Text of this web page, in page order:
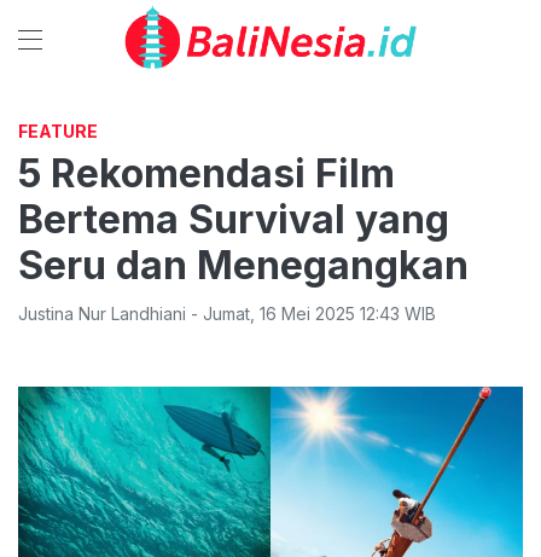
FEATURE
5 Rekomendasi Film
Bertema Survival yang
Seru dan Menegangkan
Justina Nur Landhiani - Jumat 16 Mei 2025 12:43 WIB